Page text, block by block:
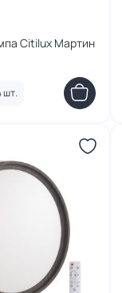
Citilux Мартин
шт.